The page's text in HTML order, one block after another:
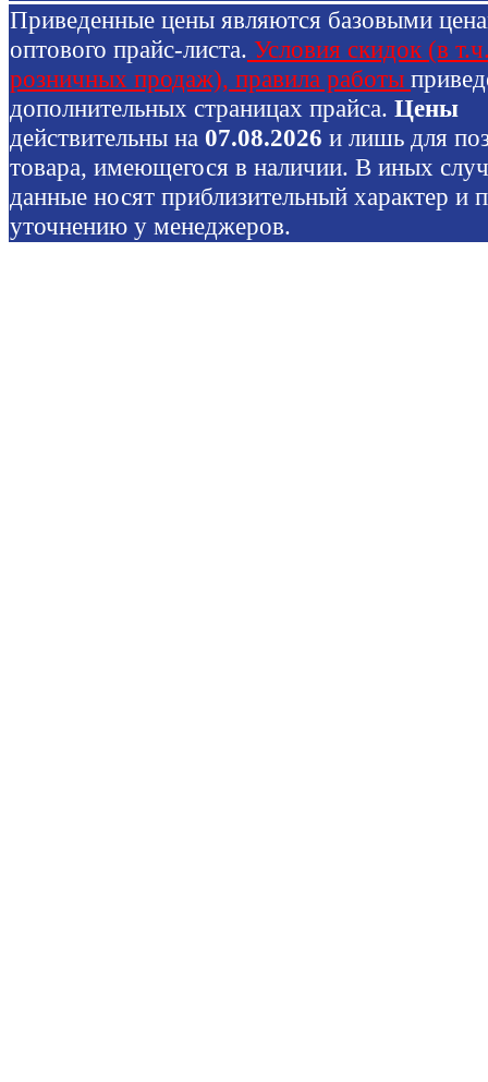
Приведенные цены являются базовыми
оптового прайс-листа. Условия скидок (в
розничных продаж), правила работы
дополнительных страницах прайса. Цены
действительны на 07.08.2026 и лишь для
товара, имеющегося в наличии. В иных
данные носят приблизительный характер и
уточнению у менеджеров.